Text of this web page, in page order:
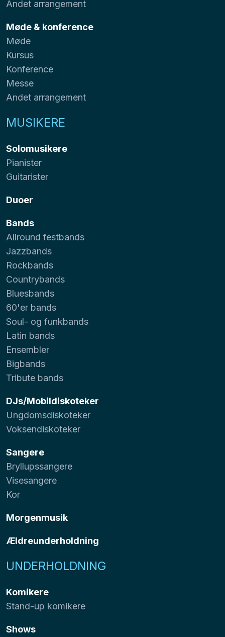
Andet arrangement
Møde & konference
Møde
Kursus
Konference
Messe
Andet arrangement
MUSIKERE
Solomusikere
Pianister
Guitarister
Duoer
Bands
Allround festbands
Jazzbands
Rockbands
Countrybands
Bluesbands
60'er bands
Soul- og funkbands
Latin bands
Ensembler
Bigbands
Tribute bands
DJs/Mobildiskoteker
Ungdomsdiskoteker
Voksendiskoteker
Sangere
Bryllupssangere
Visesangere
Kor
Morgenmusik
Ældreunderholdning
UNDERHOLDNING
Komikere
Stand-up komikere
Shows